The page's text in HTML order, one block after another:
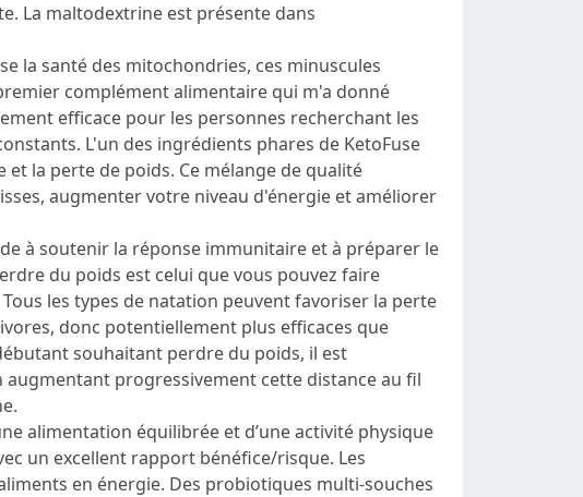
La maltodextrine est présente dans
la santé des mitochondries, ces minuscules
complément alimentaire qui m'a donné
efficace pour les personnes recherchant les
L'un des ingrédients phares de KetoFuse
la perte de poids. Ce mélange de qualité
augmenter votre niveau d'énergie et améliorer
à soutenir la réponse immunitaire et à préparer le
du poids est celui que vous pouvez faire
les types de natation peuvent favoriser la perte
donc potentiellement plus efficaces que
souhaitant perdre du poids, il est
progressivement cette distance au fil
alimentation équilibrée et d’une activité physique
un excellent rapport bénéfice/risque. Les
en énergie. Des probiotiques multi-souches